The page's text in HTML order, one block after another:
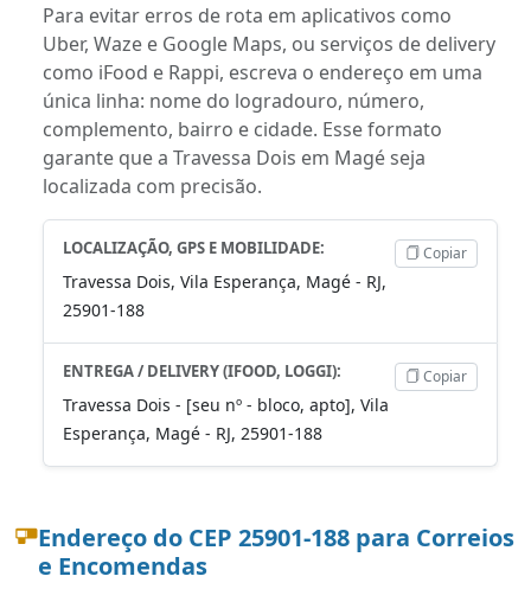
Para evitar erros de rota em aplicativos como
Uber, Waze e Google Maps, ou serviços de delivery
como iFood e Rappi, escreva o endereço em uma
única linha: nome do logradouro, número,
complemento, bairro e cidade. Esse formato
garante que a Travessa Dois em Magé seja
localizada com precisão.
LOCALIZAÇÃO, GPS E MOBILIDADE:
Travessa Dois, Vila Esperança, Magé - RJ,
25901-188
Copiar
ENTREGA / DELIVERY (IFOOD, LOGGI):
Travessa Dois - [seu nº - bloco, apto], Vila
Esperança, Magé - RJ, 25901-188
Copiar
Endereço do CEP 25901-188 para Correios
e Encomendas